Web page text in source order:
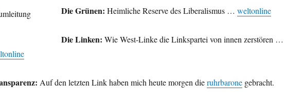
Die Grünen: Heimliche Reserve des Liberalismus … weltonline
Die Linken: Wie West-Linke die Linkspartei von innen zerstören …
Auf den letzten Link haben mich heute morgen dieruhrbaronegebracht.